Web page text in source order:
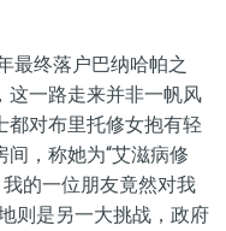
最终落户巴纳哈帕之
这一路走来并非一帆风
都对布里托修女抱有轻
，称她为“艾滋病修
的一位朋友竟然对我
则是另一大挑战，政府